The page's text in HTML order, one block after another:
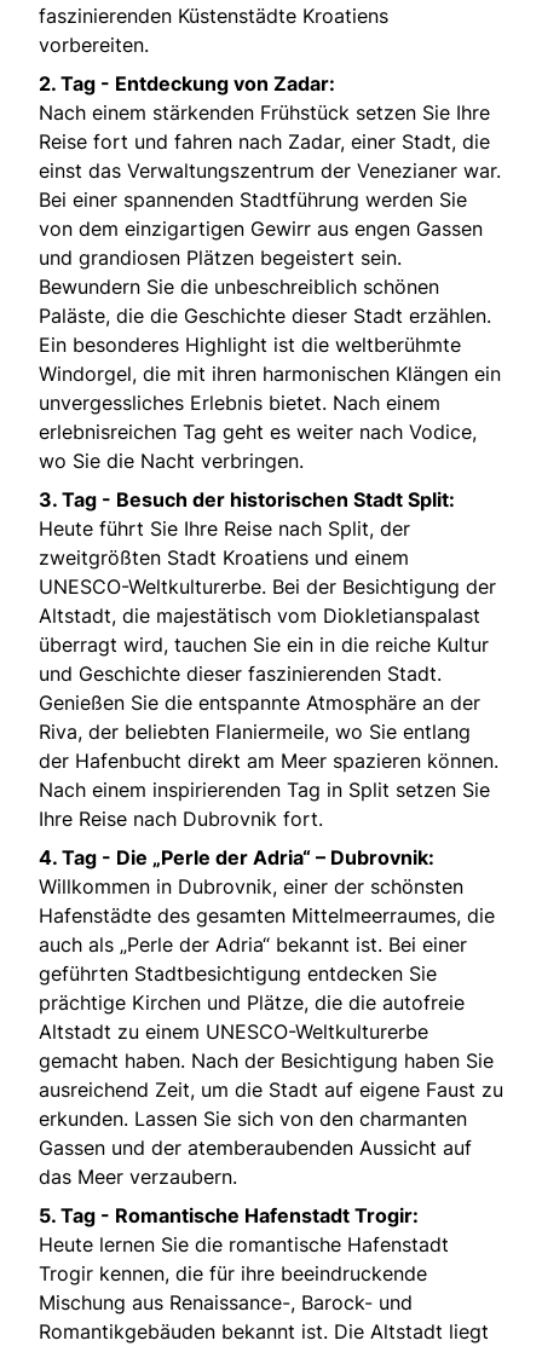
faszinierenden Küstenstädte Kroatiens
vorbereiten.
2. Tag - Entdeckung von Zadar:
Nach einem stärkenden Frühstück setzen Sie Ihre
Reise fort und fahren nach Zadar, einer Stadt, die
einst das Verwaltungszentrum der Venezianer war.
Bei einer spannenden Stadtführung werden Sie
von dem einzigartigen Gewirr aus engen Gassen
und grandiosen Plätzen begeistert sein.
Bewundern Sie die unbeschreiblich schönen
Paläste, die die Geschichte dieser Stadt erzählen.
Ein besonderes Highlight ist die weltberühmte
Windorgel, die mit ihren harmonischen Klängen ein
unvergessliches Erlebnis bietet. Nach einem
erlebnisreichen Tag geht es weiter nach Vodice,
wo Sie die Nacht verbringen.
3. Tag - Besuch der historischen Stadt Split:
Heute führt Sie Ihre Reise nach Split, der
zweitgrößten Stadt Kroatiens und einem
UNESCO-Weltkulturerbe. Bei der Besichtigung der
Altstadt, die majestätisch vom Diokletianspalast
überragt wird, tauchen Sie ein in die reiche Kultur
und Geschichte dieser faszinierenden Stadt.
Genießen Sie die entspannte Atmosphäre an der
Riva, der beliebten Flaniermeile, wo Sie entlang
der Hafenbucht direkt am Meer spazieren können.
Nach einem inspirierenden Tag in Split setzen Sie
Ihre Reise nach Dubrovnik fort.
4. Tag - Die „Perle der Adria“ – Dubrovnik:
Willkommen in Dubrovnik, einer der schönsten
Hafenstädte des gesamten Mittelmeerraumes, die
auch als „Perle der Adria“ bekannt ist. Bei einer
geführten Stadtbesichtigung entdecken Sie
prächtige Kirchen und Plätze, die die autofreie
Altstadt zu einem UNESCO-Weltkulturerbe
gemacht haben. Nach der Besichtigung haben Sie
ausreichend Zeit, um die Stadt auf eigene Faust zu
erkunden. Lassen Sie sich von den charmanten
Gassen und der atemberaubenden Aussicht auf
das Meer verzaubern.
5. Tag - Romantische Hafenstadt Trogir:
Heute lernen Sie die romantische Hafenstadt
Trogir kennen, die für ihre beeindruckende
Mischung aus Renaissance-, Barock- und
Romantikgebäuden bekannt ist. Die Altstadt liegt